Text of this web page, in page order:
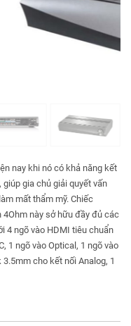
nay khi nó có khả năng kết
giúp gia chủ giải quyết vấn
mất thẩm mỹ. Chiếc
này sở hữu đầy đủ các
4 ngõ vào HDMI tiêu chuẩn
1 ngõ vào Optical, 1 ngõ vào
3.5mm cho kết nối Analog, 1